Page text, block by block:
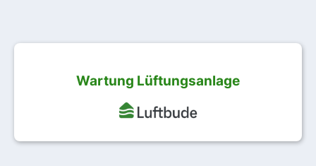
Wartung Lüftungsanlage